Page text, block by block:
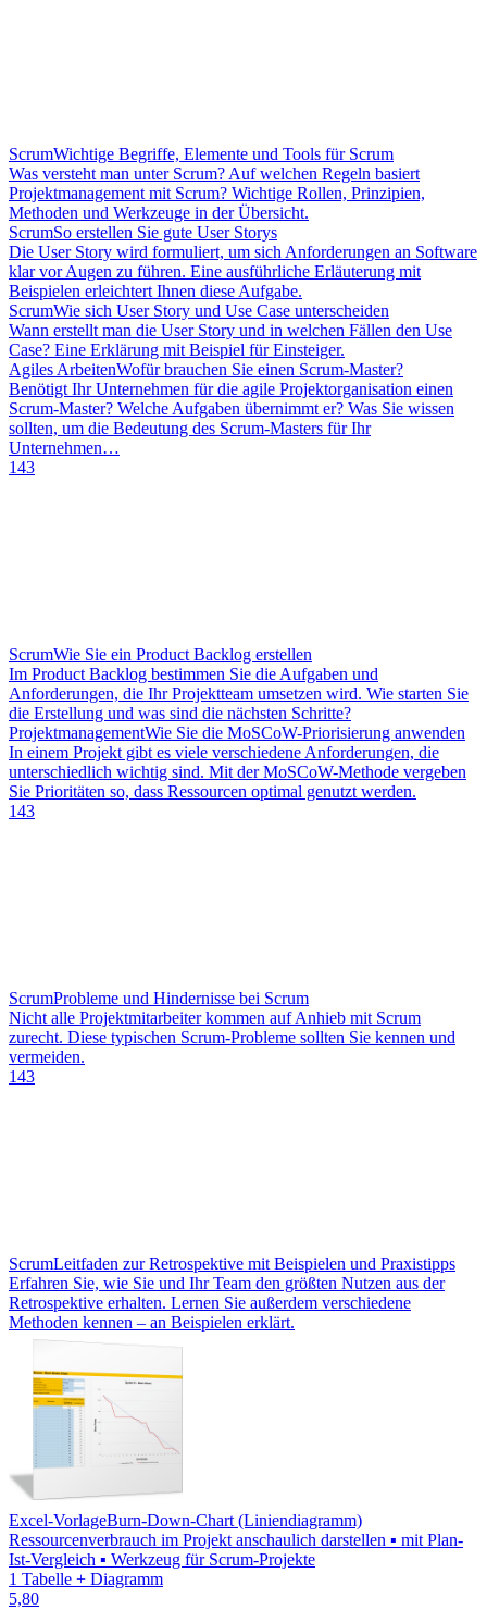
ScrumWichtige Begriffe, Elemente und Tools für Scrum
Was versteht man unter Scrum? Auf welchen Regeln basiert
Projektmanagement mit Scrum? Wichtige Rollen, Prinzipien,
Methoden und Werkzeuge in der Übersicht.
ScrumSo erstellen Sie gute User Storys
Die User Story wird formuliert, um sich Anforderungen an Software
klar vor Augen zu führen. Eine ausführliche Erläuterung mit
Beispielen erleichtert Ihnen diese Aufgabe.
ScrumWie sich User Story und Use Case unterscheiden
Wann erstellt man die User Story und in welchen Fällen den Use
Case? Eine Erklärung mit Beispiel für Einsteiger.
Agiles ArbeitenWofür brauchen Sie einen Scrum-Master?
Benötigt Ihr Unternehmen für die agile Projektorganisation einen
Scrum-Master? Welche Aufgaben übernimmt er? Was Sie wissen
sollten, um die Bedeutung des Scrum-Masters für Ihr
Unternehmen…
143
ScrumWie Sie ein Product Backlog erstellen
Im Product Backlog bestimmen Sie die Aufgaben und
Anforderungen, die Ihr Projektteam umsetzen wird. Wie starten Sie
die Erstellung und was sind die nächsten Schritte?
ProjektmanagementWie Sie die MoSCoW-Priorisierung anwenden
In einem Projekt gibt es viele verschiedene Anforderungen, die
unterschiedlich wichtig sind. Mit der MoSCoW-Methode vergeben
Sie Prioritäten so, dass Ressourcen optimal genutzt werden.
143
ScrumProbleme und Hindernisse bei Scrum
Nicht alle Projektmitarbeiter kommen auf Anhieb mit Scrum
zurecht. Diese typischen Scrum-Probleme sollten Sie kennen und
vermeiden.
143
ScrumLeitfaden zur Retrospektive mit Beispielen und Praxistipps
Erfahren Sie, wie Sie und Ihr Team den größten Nutzen aus der
Retrospektive erhalten. Lernen Sie außerdem verschiedene
Methoden kennen – an Beispielen erklärt.
Excel-VorlageBurn-Down-Chart (Liniendiagramm)
Ressourcenverbrauch im Projekt anschaulich darstellen ▪ mit Plan-
Ist-Vergleich ▪ Werkzeug für Scrum-Projekte
1 Tabelle + Diagramm
5,80